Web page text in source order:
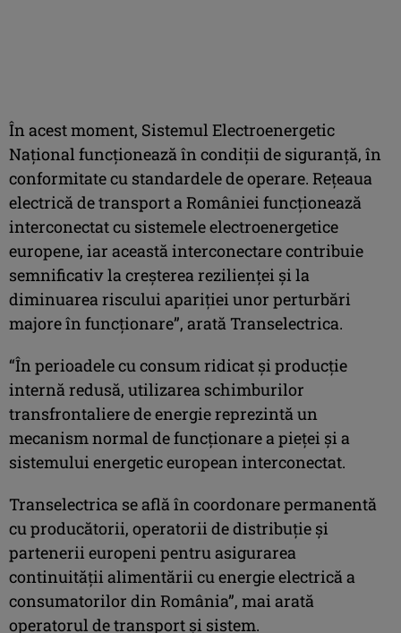
În acest moment, Sistemul Electroenergetic
Național funcționează în condiții de siguranță, în
conformitate cu standardele de operare. Rețeaua
electrică de transport a României funcționează
interconectat cu sistemele electroenergetice
europene, iar această interconectare contribuie
semnificativ la creșterea rezilienței și la
diminuarea riscului apariției unor perturbări
majore în funcționare”, arată Transelectrica.
“În perioadele cu consum ridicat și producție
internă redusă, utilizarea schimburilor
transfrontaliere de energie reprezintă un
mecanism normal de funcționare a pieței și a
sistemului energetic european interconectat.
Transelectrica se află în coordonare permanentă
cu producătorii, operatorii de distribuție și
partenerii europeni pentru asigurarea
continuității alimentării cu energie electrică a
consumatorilor din România”, mai arată
operatorul de transport și sistem.